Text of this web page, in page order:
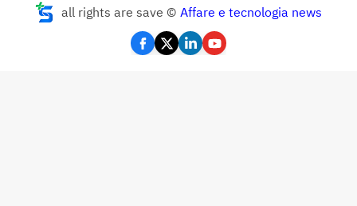
all rights are save © Affare e tecnologia news